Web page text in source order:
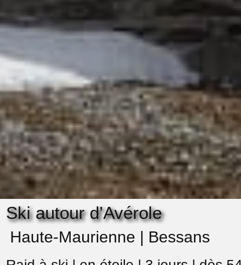
Ski autour d’Avérole
Haute-Maurienne | Bessans